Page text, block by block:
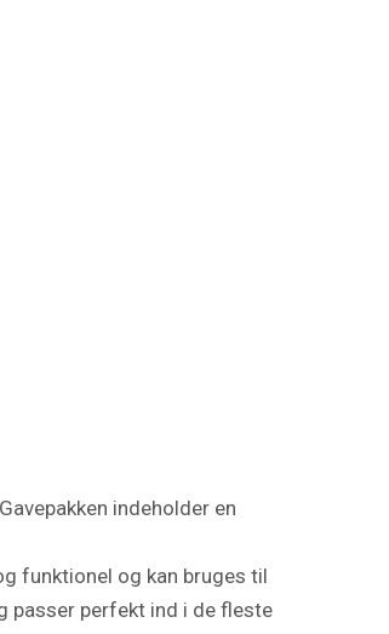
indeholder en
funktionel og kan bruges til
passer perfekt ind i de fleste